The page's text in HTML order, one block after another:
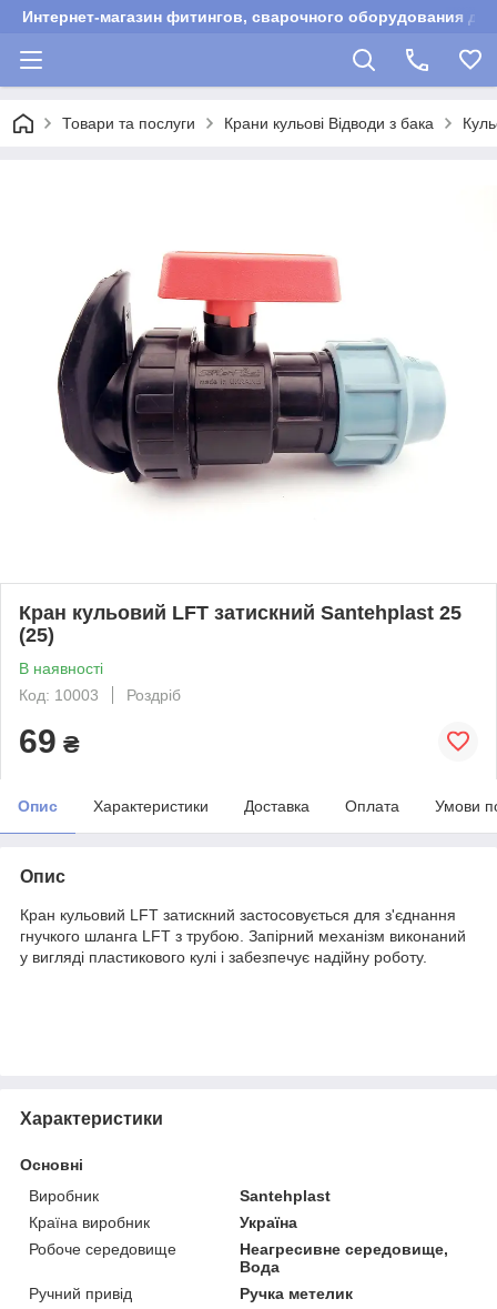
Интернет-магазин фитингов, сварочного оборудования
Товари та послуги Крани кульові Відводи з бака
Кран кульовий LFT затискний Santehplast 25
(25)
В наявності
Код: 10003
Роздріб
69 ₴
Опис Характеристики Доставка Оплата Умови
Опис
Кран кульовий LFT затискний застосовується для з'єднання
гнучкого шланга LFT з трубою. Запірний механізм виконаний
у вигляді пластикового кулі і забезпечує надійну роботу.
Характеристики
Основні
Виробник
Santehplast
Країна виробник
Україна
Робоче середовище
Неагресивне середовище,
Вода
Ручний привід
Ручка метелик